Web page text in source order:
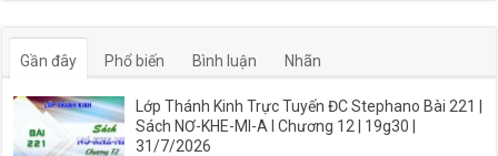
Gần đây Phổ biến Bình luận Nhãn
Lớp Thánh Kinh Trực Tuyến ĐC Stephano Bài 221 |
Sách NƠ-KHE-MI-A I Chương 12 | 19g30 |
31/7/2026